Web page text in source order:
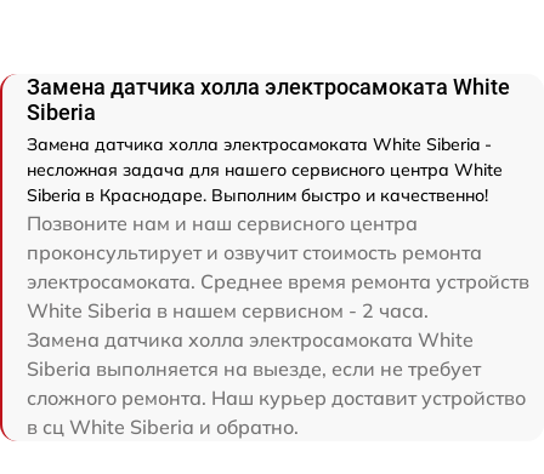
Замена датчика холла электросамоката White
Siberia
Замена датчика холла электросамоката White Siberia -
несложная задача для нашего сервисного центра White
Siberia в Краснодаре. Выполним быстро и качественно!
Позвоните нам и наш сервисного центра
проконсультирует и озвучит стоимость ремонта
электросамоката. Среднее время ремонта устройств
White Siberia в нашем сервисном - 2 часа.
Замена датчика холла электросамоката White
Siberia выполняется на выезде, если не требует
сложного ремонта. Наш курьер доставит устройство
в сц White Siberia и обратно.